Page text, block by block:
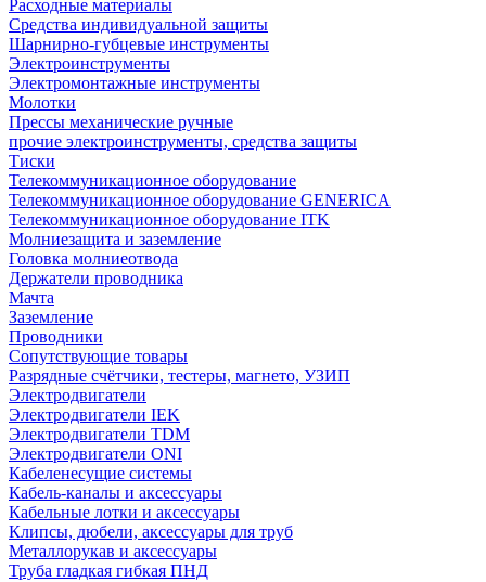
Расходные материалы
Средства индивидуальной защиты
Шарнирно-губцевые инструменты
Электроинструменты
Электромонтажные инструменты
Молотки
Прессы механические ручные
прочие электроинструменты, средства защиты
Тиски
Телекоммуникационное оборудование
Телекоммуникационное оборудование GENERICA
Телекоммуникационное оборудование ITK
Молниезащита и заземление
Головка молниеотвода
Держатели проводника
Мачта
Заземление
Проводники
Сопутствующие товары
Разрядные счётчики, тестеры, магнето, УЗИП
Электродвигатели
Электродвигатели IEK
Электродвигатели TDM
Электродвигатели ONI
Кабеленесущие системы
Кабель-каналы и аксессуары
Кабельные лотки и аксессуары
Клипсы, дюбели, аксессуары для труб
Металлорукав и аксессуары
Труба гладкая гибкая ПНД